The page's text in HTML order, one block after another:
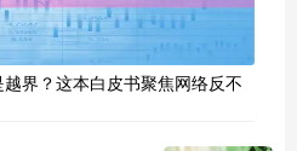
界？这本白皮书聚焦网络反不